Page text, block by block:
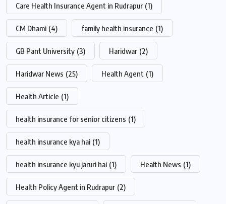
Care Health Insurance Agent in Rudrapur (1)
CM Dhami (4) family health insurance (1)
GB Pant University (3) Haridwar (2)
Haridwar News (25) Health Agent (1)
Health Article (1)
health insurance for senior citizens (1)
health insurance kya hai (1)
health insurance kyu jaruri hai (1) Health News (1)
Health Policy Agent in Rudrapur (2)